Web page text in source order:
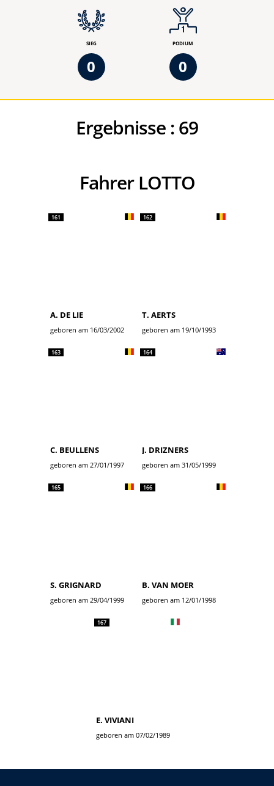
SIEG
0
PODIUM
0
Ergebnisse :69
Fahrer LOTTO
161
A. DE LIE
geboren am 16/03/2002
162
T. AERTS
geboren am 19/10/1993
163
C. BEULLENS
geboren am 27/01/1997
164
J. DRIZNERS
geboren am 31/05/1999
165
S. GRIGNARD
geboren am 29/04/1999
166
B. VAN MOER
geboren am 12/01/1998
167
E. VIVIANI
geboren am 07/02/1989